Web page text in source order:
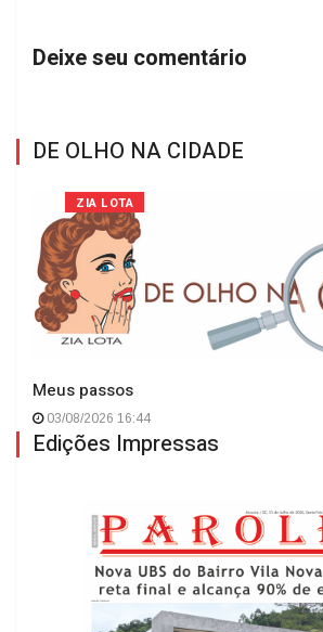
Deixe seu comentário
DE OLHO NA CIDADE
ZIA LOTA
Meus passos
03/08/2026 16:44
Edições Impressas